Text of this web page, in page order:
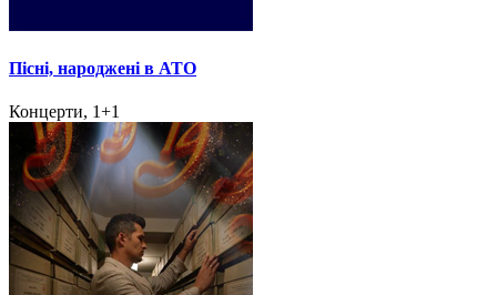
Пісні, народжені в АТО
Концерти, 1+1